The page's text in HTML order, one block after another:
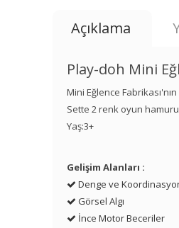
Açıklama
Play-doh Mini
Mini Eğlence
Sette 2 renk oyun
Yaş:3+
Gelişim Alanları :
Denge ve
Görsel Algı
İnce Motor Beceriler